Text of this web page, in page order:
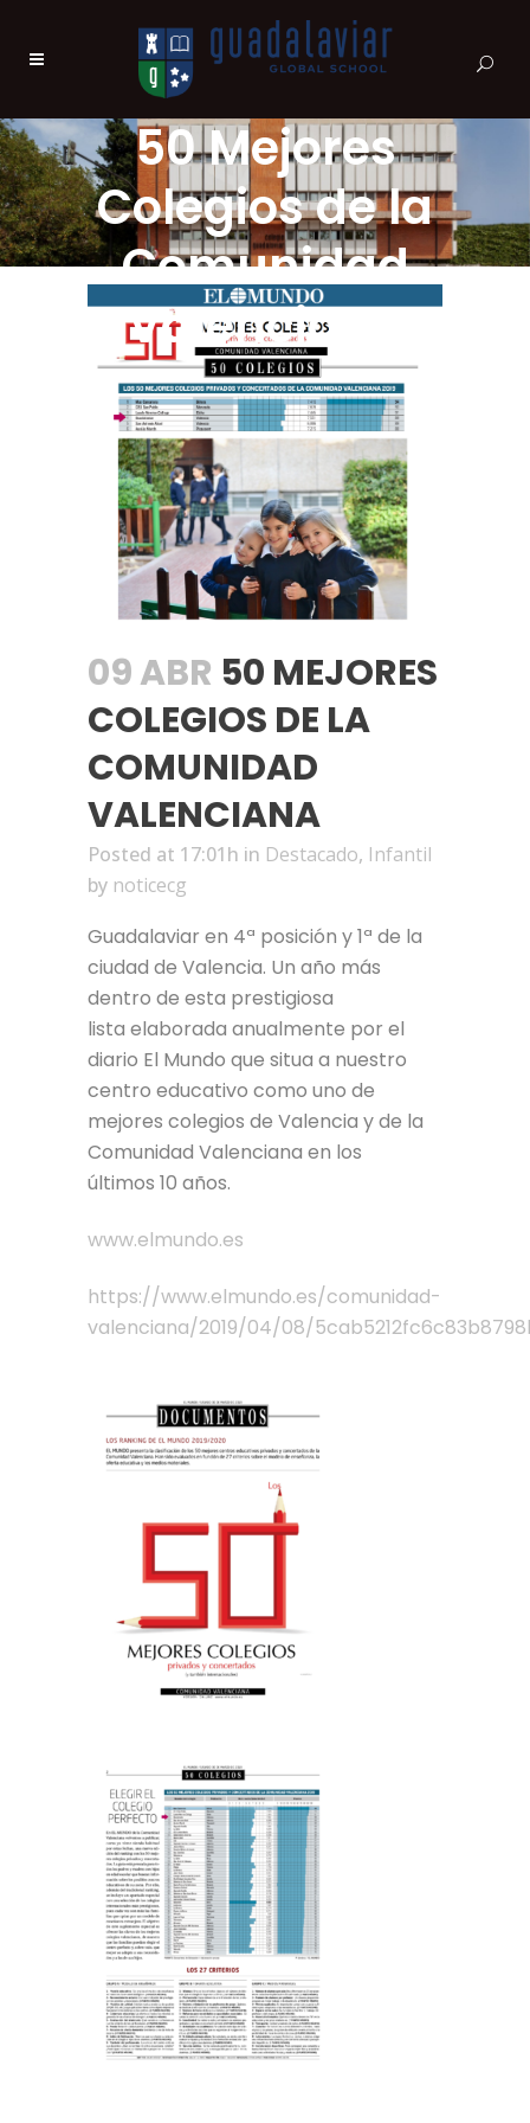
50 Mejores
Colegios de la
Comunidad
Valenciana
09 ABR 50 MEJORES
COLEGIOS DE LA
COMUNIDAD
VALENCIANA
Posted at 17:01h in Destacado, Infantil
by noticecg
Guadalaviar en 4ª posición y 1ª de la
ciudad de Valencia. Un año más
dentro de esta prestigiosa
lista elaborada anualmente por el
diario El Mundo que situa a nuestro
centro educativo como uno de
mejores colegios de Valencia y de la
Comunidad Valenciana en los
últimos 10 años.
www.elmundo.es
https://www.elmundo.es/comunidad-
valenciana/2019/04/08/